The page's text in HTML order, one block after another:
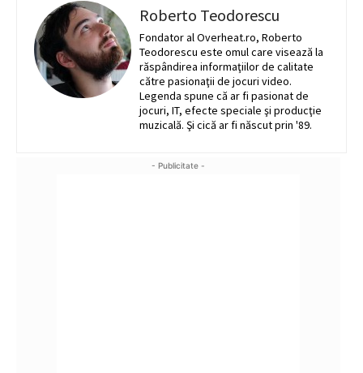
Roberto Teodorescu
Fondator al Overheat.ro, Roberto
Teodorescu este omul care visează la
răspândirea informaţiilor de calitate
către pasionaţii de jocuri video.
Legenda spune că ar fi pasionat de
jocuri, IT, efecte speciale şi producţie
muzicală. Şi cică ar fi născut prin '89.
- Publicitate -